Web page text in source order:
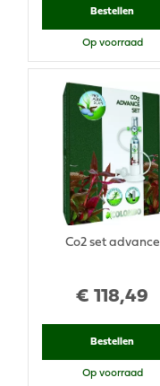
Bestellen
Op voorraad
€ 118,49
Co2 set advance
Bestellen
Op voorraad